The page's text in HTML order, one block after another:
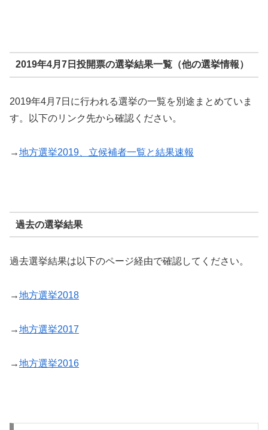
2019年4月7日投開票の選挙結果一覧（他の選挙情報）
2019年4月7日に行われる選挙の一覧を別途まとめていま
す。以下のリンク先から確認ください。
→地方選挙2019、立候補者一覧と結果速報
過去の選挙結果
過去選挙結果は以下のページ経由で確認してください。
→地方選挙2018
→地方選挙2017
→地方選挙2016